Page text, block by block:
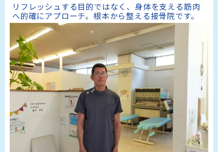
リフレッシュする目的ではなく、身体を支える筋肉
へ的確にアプローチ。根本から整える接骨院です。